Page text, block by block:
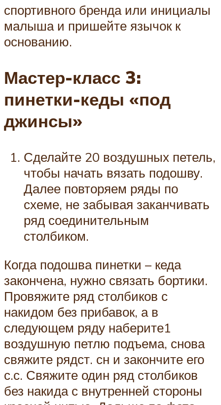
спортивного бренда или инициалы
малыша и пришейте язычок к
основанию.
Мастер-класс 3:
пинетки-кеды «под
джинсы»
Сделайте 20 воздушных петель,
чтобы начать вязать подошву.
Далее повторяем ряды по
схеме, не забывая заканчивать
ряд соединительным
столбиком.
Когда подошва пинетки – кеда
закончена, нужно связать бортики.
Провяжите ряд столбиков с
накидом без прибавок, а в
следующем ряду наберите1
воздушную петлю подъема, снова
свяжите рядст. сн и закончите его
с.с. Свяжите один ряд столбиков
без накида с внутренней стороны